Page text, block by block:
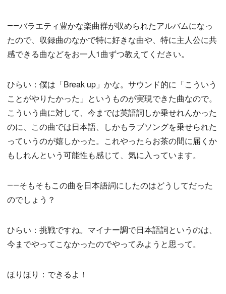
――バラエティ豊かな楽曲群が収められたアルバムになっ
たので、収録曲のなかで特に好きな曲や、特に主人公に共
感できる曲などをお一人1曲ずつ教えてください。
ひらい：僕は「Break up」かな。サウンド的に「こういう
ことがやりたかった」というものが実現できた曲なので。
こういう曲に対して、今までは英語詞しか乗せれんかった
のに、この曲では日本語、しかもラブソングを乗せられた
っていうのが嬉しかった。これやったらお茶の間に届くか
もしれんという可能性も感じて、気に入っています。
――そもそもこの曲を日本語詞にしたのはどうしてだった
のでしょう？
ひらい：挑戦ですね。マイナー調で日本語詞というのは、
今までやってこなかったのでやってみようと思って。
ほりほり：できるよ！